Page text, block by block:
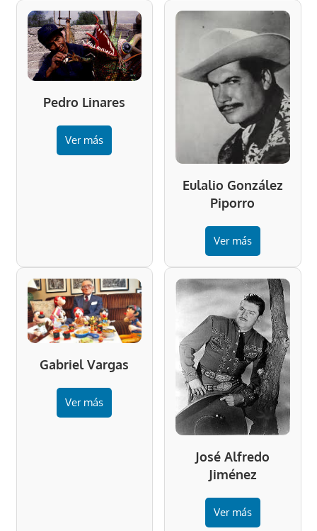
Pedro Linares
Ver más
Eulalio González
Piporro
Ver más
Gabriel Vargas
Ver más
José Alfredo
Jiménez
Ver más